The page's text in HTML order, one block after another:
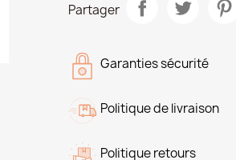
Partager
Garanties sécurité
Politique de livraison
Politique retours